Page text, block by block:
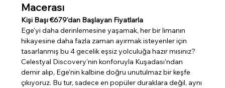
Macerası
Kişi Başı €679'dan Başlayan Fiyatlarla
Ege'yi daha derinlemesine yaşamak, her bir limanın
hikayesine daha fazla zaman ayırmak isteyenler için
tasarlanmış bu 4 gecelik eşsiz yolculuğa hazır mısınız?
Celestyal Discovery'nin konforuyla Kuşadası'ndan
demir alıp, Ege'nin kalbine doğru unutulmaz bir keşfe
çıkıyoruz. Bu tur, sadece en popüler duraklara değil, aynı